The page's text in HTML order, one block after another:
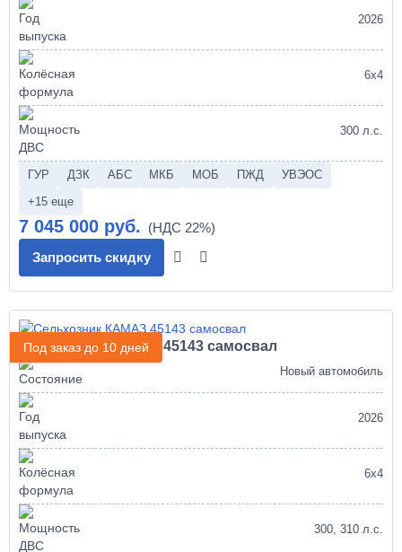
2026
6х4
300 л.с.
ГУР ДЗК АБС МКБ МОБ ПЖД
УВЭОС
+15 еще
7 045 000 руб.
Запросить скидку
Под заказ до 10 дней
Сельхозник КАМАЗ 45143 самосвал
Новый автомобиль
2026
6х4
300, 310 л.с.